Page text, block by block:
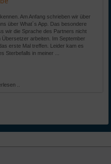
Am Anfang schrieben wir über
über What´s App. Das besondere
wir die Sprache des Partners nicht
arbeiten. Im September
erste Mal treffen. Leider kam es
Sterbefalls in meiner ...
..